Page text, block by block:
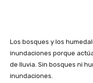
Los bosques y los
inundaciones porque
de lluvia. Sin bosques ni
inundaciones.